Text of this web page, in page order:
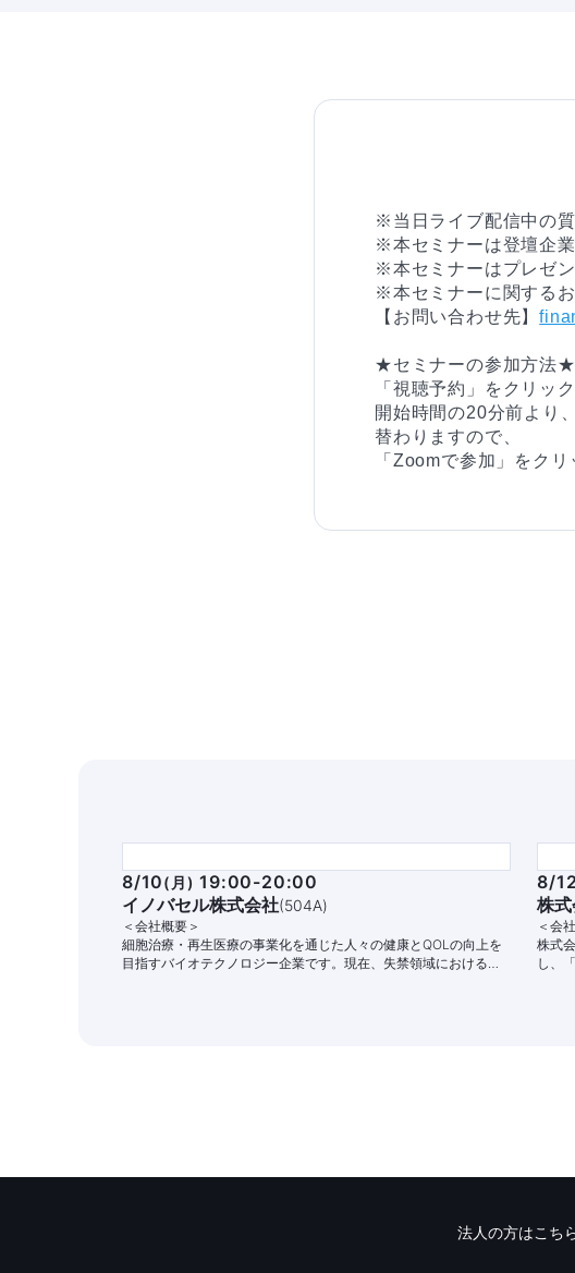
※当日ライブ配信中の
※本セミナーは登壇企業
※本セミナーはプレゼ
※本セミナーに関する
【お問い合わせ先】
★セミナーの参加方法★
「視聴予約」をクリッ
開始時間の20分前より
替わりますので、
「Zoomで参加」をク
8/10( 月) 19:00-20:00
イノバセル株式会社(504A)
＜会社概要＞
細胞治療・再生医療の事業化を通じた人々の健康とQOLの向上を
目指すバイオテクノロジー企業です。現在、失禁領域における自
8/12
株
＜会
株式
し、
法人の方はこち